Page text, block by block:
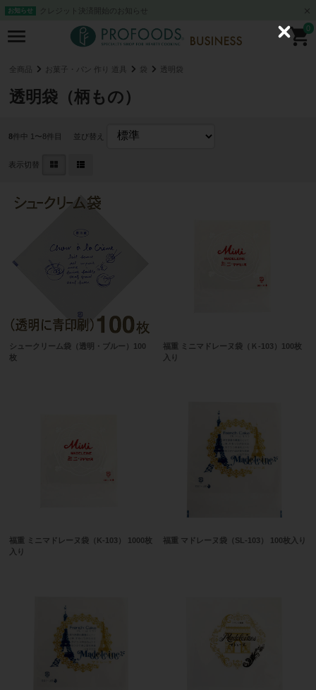
お知らせ クレジット決済開始のお知らせ
0
全商品 お菓子・パン 作り 道具 袋 透明袋
透明袋（柄もの）
8件中 1〜8件目 並び替え
表示切替
シュークリーム袋（透明・ブルー）100
枚
福重 ミニマドレーヌ袋（Ｋ-103）100枚
入り
福重 ミニマドレーヌ袋（K-103） 1000枚
入り
福重 マドレーヌ袋（SL-103） 100枚入り
C